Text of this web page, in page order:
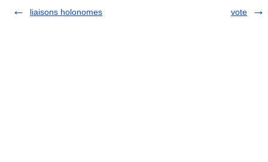
liaisons holonomes
vote